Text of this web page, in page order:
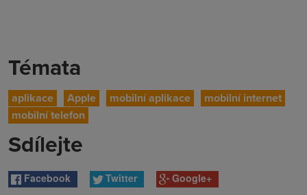
Témata
aplikace Apple mobilní aplikace
mobilní internet
mobilní telefon
Sdílejte
Facebook Twitter Google+